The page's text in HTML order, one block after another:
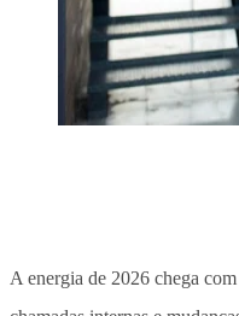
A energia de 2026 chega com